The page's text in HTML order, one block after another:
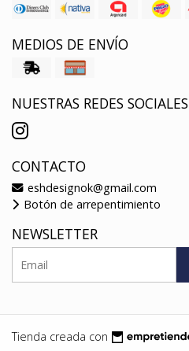
MEDIOS DE ENVÍO
NUESTRAS REDES SOCIALES
CONTACTO
eshdesignok@gmail.com
Botón de arrepentimiento
NEWSLETTER
Tienda creada con